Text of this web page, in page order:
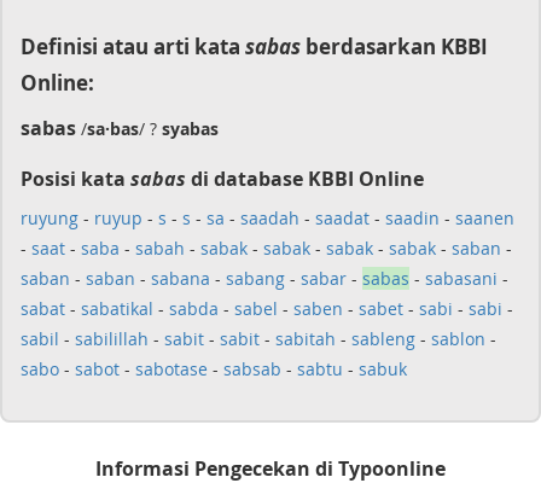
Definisi atau arti kata sabas berdasarkan KBBI
Online:
sabas /sa·bas/ ? syabas
Posisi kata sabas di database KBBI Online
ruyung - ruyup - s - s - sa - saadah - saadat - saadin - saanen
- saat - saba - sabah - sabak - sabak - sabak - sabak - saban -
saban - saban - sabana - sabang - sabar - sabas - sabasani -
sabat - sabatikal - sabda - sabel - saben - sabet - sabi - sabi -
sabil - sabilillah - sabit - sabit - sabitah - sableng - sablon -
sabo - sabot - sabotase - sabsab - sabtu - sabuk
Informasi Pengecekan di Typoonline